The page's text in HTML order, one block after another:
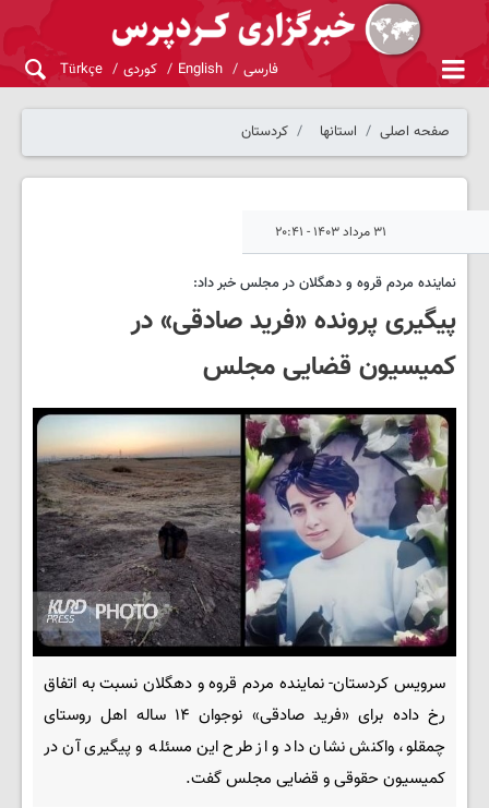
فارسی English کوردی Türkçe
صفحه اصلی استانها کردستان
۳۱ مرداد ۱۴۰۳ - ۲۰:۴۱
نماینده مردم قروه و دهگلان در مجلس خبر داد:
پیگیری پرونده «فرید صادقی» در
کمیسیون قضایی مجلس
سرویس کردستان- نماینده مردم قروه و دهگلان نسبت به اتفاق
رخ داده برای «فرید صادقی» نوجوان ۱۴ ساله اهل روستای
چمقلو، واکنش نشان داد و از طرح این مسئله و پیگیری آن در
کمیسیون حقوقی و قضایی مجلس گفت.